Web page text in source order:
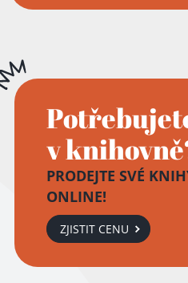
v
PRODEJTE SVÉ
ONLINE!
ZJISTIT CENU